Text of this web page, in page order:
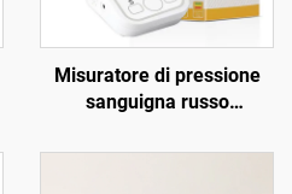
Misuratore di pressione
sanguigna russo
sanguigna Misuratore di